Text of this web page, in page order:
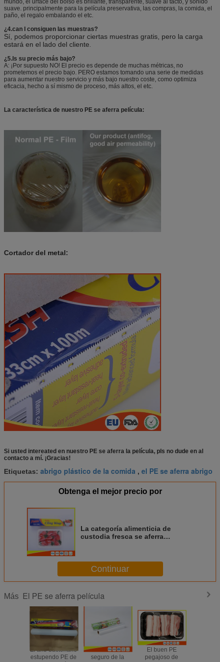
mundo, el urface del bolso es brillante, transparente, suave al tacto, y sonido
suave. principalmente para la película preservativa, las compras, la comida, el
paño, el regalo embalando el etc.
¿4.can I consiguen las muestras?
Sí, podemos proporcionar ciertas muestras gratis, pero la carga
estará en el lado del cliente.
¿5.Is su precio más bajo?
A: ¡Por supuesto NO! El precio es depende de muchas métricas, no
prometemos el precio bajo. PERO estamos tomando una serie de medidas
para aumentar nuestro servicio y más bajo nuestro coste, como optimiza
eficacia, hecho a sí mismo de proceso, más altos, el etc.
La característica de nuestro PE se aferra película:
Cortador del metal:
Si usted intereated en nuestro PE se aferra la película, pls no dude en al
contacto a mí. ¡Gracias!
Etiquetas: abrigo plástico de la comida , el PE se aferra abrigo
Obtenga el mejor precio por
La categoría alimenticia de
custodia fresca se aferra
Continuar
Más El PE se aferra película
El anti-bacteriano
estupendo PE de
La comida PE
seguro de la
El buen PE
pegajoso de